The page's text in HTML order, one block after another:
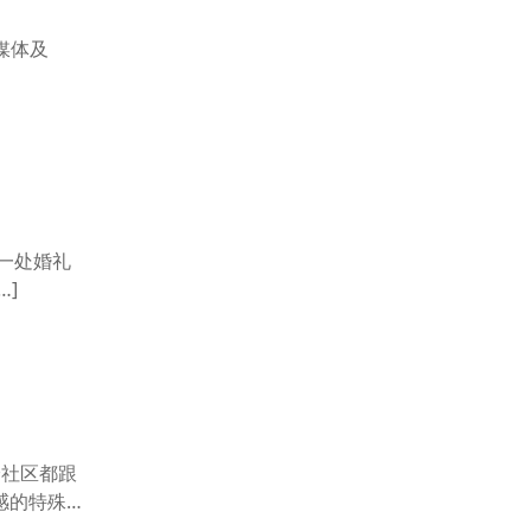
体及
处婚礼
区都跟
特殊时